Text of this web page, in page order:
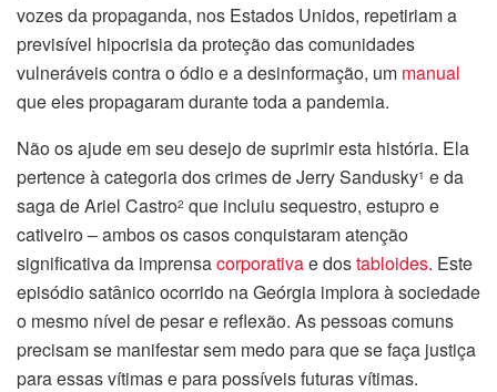
vozes da propaganda, nos Estados Unidos, repetiriam a
previsível hipocrisia da proteção das comunidades
vulneráveis contra o ódio e a desinformação, um manual
que eles propagaram durante toda a pandemia.
Não os ajude em seu desejo de suprimir esta história. Ela
pertence à categoria dos crimes de Jerry Sandusky1 e da
saga de Ariel Castro2 que incluiu sequestro, estupro e
cativeiro – ambos os casos conquistaram atenção
significativa da imprensacorporativae dostabloides. Este
episódio satânico ocorrido na Geórgia implora à sociedade
o mesmo nível de pesar e reflexão. As pessoas comuns
precisam se manifestar sem medo para que se faça justiça
para essas vítimas e para possíveis futuras vítimas.